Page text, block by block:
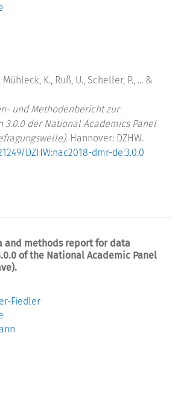
K., Ruß, U., Scheller, P., ... &
und Methodenbericht zur
3.0.0 der National Academics Panel
Hannover: DZHW.
DZHW:nac2018-dmr-de:3.0.0
and methods report for data
of the National Academic Panel
Fiedler